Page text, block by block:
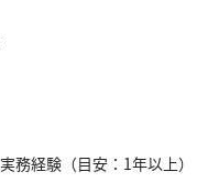
務経験（目安：1年以上）